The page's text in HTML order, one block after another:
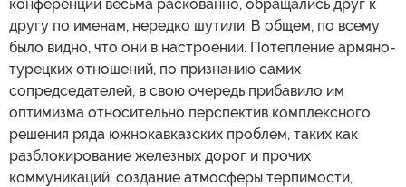
конференции весьма раскованно, обращались друг к
другу по именам, нередко шутили. В общем, по всему
было видно, что они в настроении. Потепление армяно-
турецких отношений, по признанию самих
сопредседателей, в свою очередь прибавило им
оптимизма относительно перспектив комплексного
решения ряда южнокавказских проблем, таких как
разблокирование железных дорог и прочих
коммуникаций, создание атмосферы терпимости,